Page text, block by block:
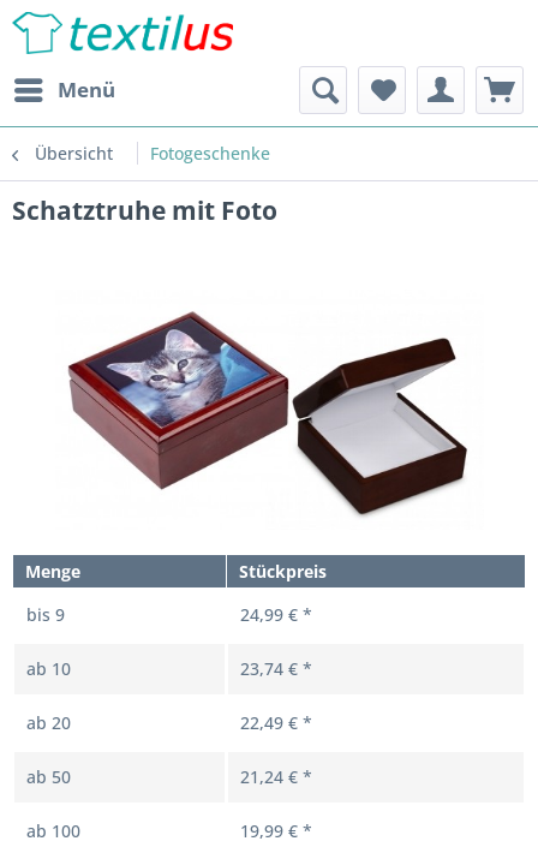
Menü
Übersicht Fotogeschenke
Schatztruhe mit Foto
Menge
Stückpreis
bis 9 24,99 € *
ab 10 23,74 € *
ab 20 22,49 € *
ab 50 21,24 € *
ab 100 19,99 € *